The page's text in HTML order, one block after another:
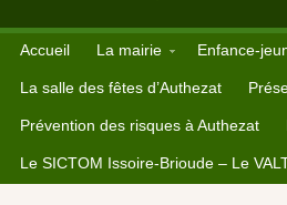
Accueil La mairie Enfance-
La salle des fêtes d’Authezat
Prévention des risques à Authezat
Le SICTOM Issoire-Brioude – Le